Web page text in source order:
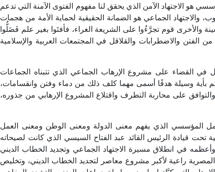
هو الاجتهاد الآمن الذي يحقق لنا مفهوم الفتوى الآمنة التي تدعم
والاجتهاد الجماعي هو الضمانة الحقيقية لحماية الأمة من هجمات
والأخرى قوم تجرَّءُوا على الشريعة الغراء، فأفتَوا بغير علم فَضَلُّوا
الفتن والاضطرابات والقلاقل في المجتمعات العربية والإسلامية
في القضاء على مشروع الإرهاب الجماعي الذي تتبناه الجماعات
وسيلة هدفًا أسمى مهما كلف ذلك من دماء وفتن وانقسامات،
والتوافق على محاربة التطرف واقتلاع المشروع الإرهابي من جذوره،
المؤسسي الذي يفهم معنى الدولة ومعنى الوطن ومعنى العمل
تحت قيادة الرئيس القائد عبد الفتاح السيسي الذي كانت لصيحاته
وأعظمه في انطلاق مسيرة الاجتهاد الجماعي وتجديد الخطاب الديني
راعية لأكبر مشروع معاصر لتجديد الخطاب الديني، وتخليص